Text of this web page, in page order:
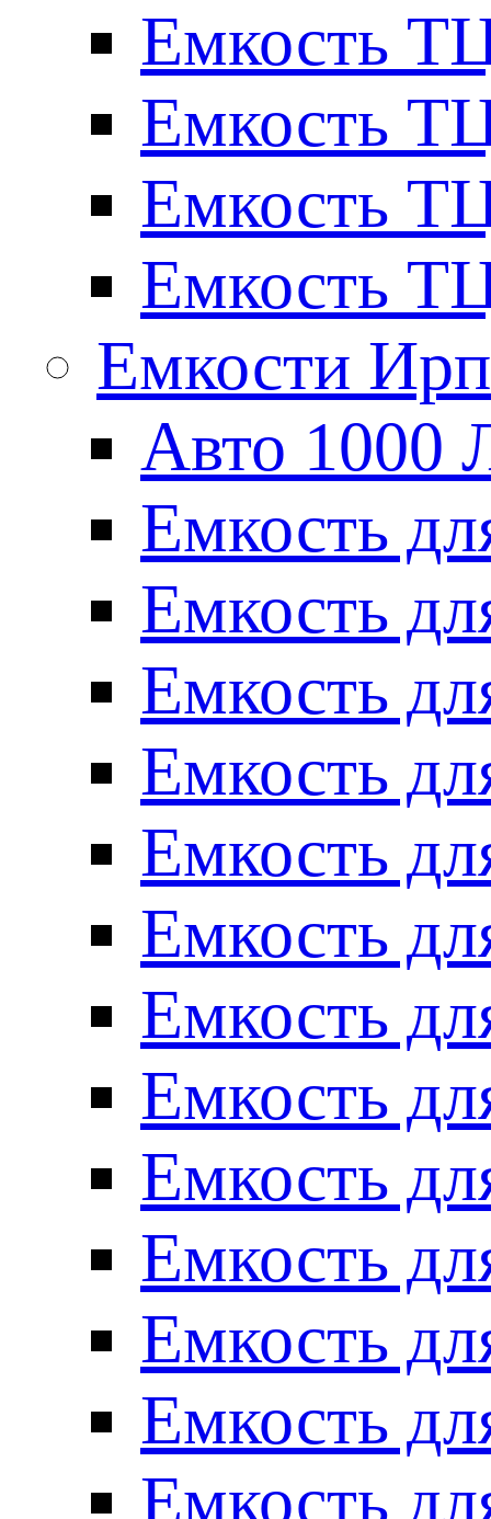
Емкость
Емкость
Емкость
Емкость
Емкости
Авто 1000
Емкость
Емкость
Емкость
Емкость
Емкость
Емкость
Емкость
Емкость
Емкость
Емкость
Емкость
Емкость
Емкость